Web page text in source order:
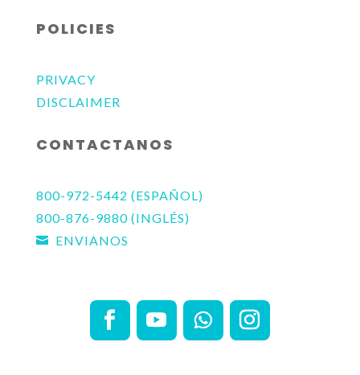
POLICIES
PRIVACY
DISCLAIMER
CONTACTANOS
800-972-5442 (ESPAÑOL)
800-876-9880 (INGLÉS)
 ENVIANOS